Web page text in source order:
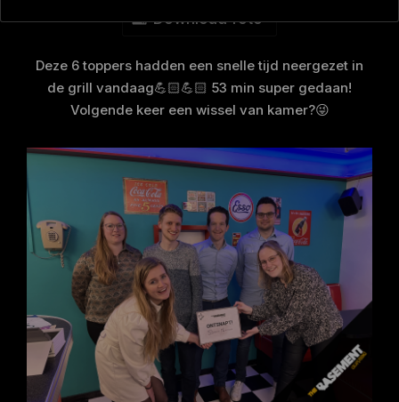
Download foto
Deze 6 toppers hadden een snelle tijd neergezet in
de grill vandaag💪🏻💪🏻 53 min super gedaan!
Volgende keer een wissel van kamer?😜